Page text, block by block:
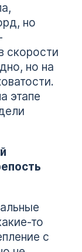
но
скорости
но на
этапе
то
с